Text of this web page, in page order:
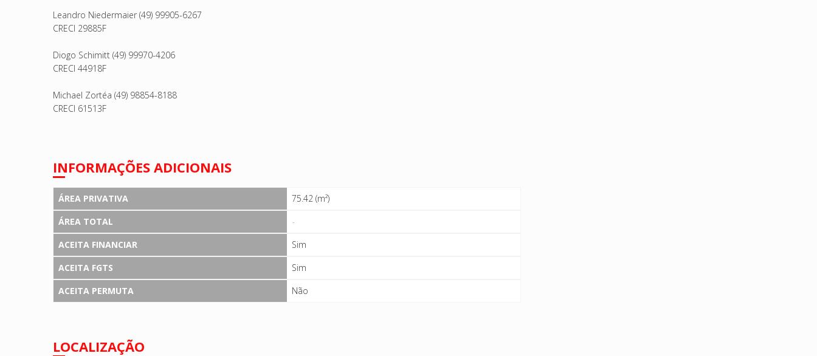
Leandro Niedermaier (49) 99905-6267
CRECI 29885F
Diogo Schimitt (49) 99970-4206
CRECI 44918F
Michael Zortéa (49) 98854-8188
CRECI 61513F
INFORMAÇÕES ADICIONAIS
ÁREA PRIVATIVA
75.42 (m²)
ÁREA TOTAL
-
ACEITA FINANCIAR
Sim
ACEITA FGTS
Sim
ACEITA PERMUTA
Não
LOCALIZAÇÃO